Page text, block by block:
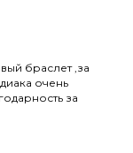
браслет ,за
очень
за